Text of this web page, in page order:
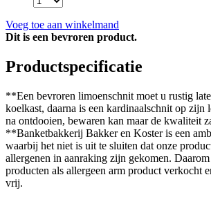
Voeg toe aan winkelmand
Dit is een bevroren product.
Productspecificatie
**Een bevroren limoenschnit moet u rustig
koelkast, daarna is een kardinaalschnit op zijn
na ontdooien, bewaren kan maar de kwaliteit
**Banketbakkerij Bakker en Koster is een
waarbij het niet is uit te sluiten dat onze
allergenen in aanraking zijn gekomen.
producten als allergeen arm product verkocht
vrij.